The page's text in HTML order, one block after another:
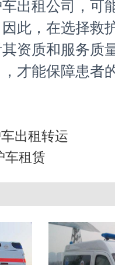
出租公司，可
此，在选择救
资质和服务质
才能保障患者
出租转运
车租赁